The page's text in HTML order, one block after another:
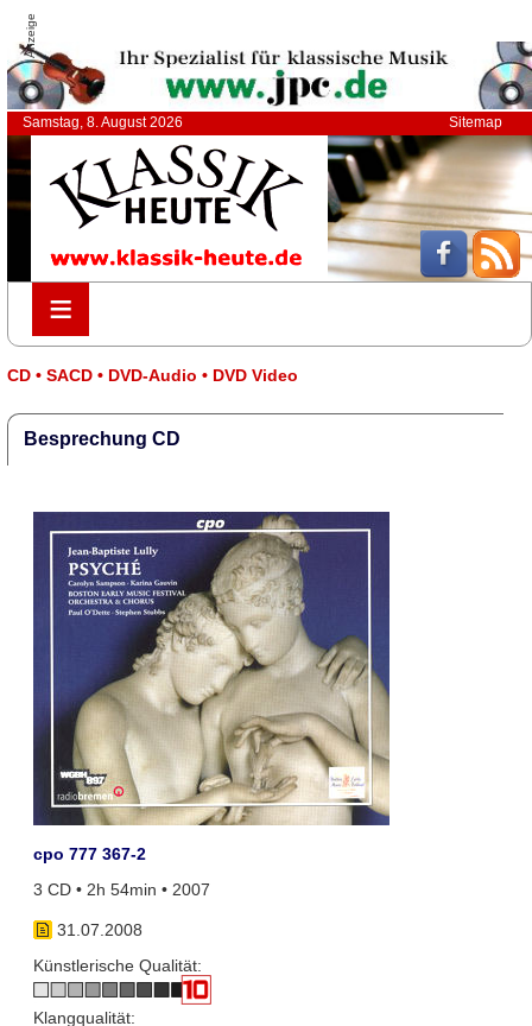
Anzeige
Samstag, 8. August 2026 Sitemap
≡
≡
CD • SACD • DVD-Audio • DVD Video
Besprechung CD
cpo 777 367-2
3 CD • 2h 54min • 2007
31.07.2008
Künstlerische Qualität:
Klangqualität: